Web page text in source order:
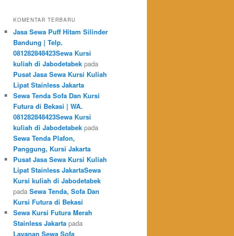
KOMENTAR TERBARU
Jasa Sewa Puff Hitam Silinder
Bandung | Telp.
081282848423Sewa Kursi
kuliah di Jabodetabek pada
Pusat Jasa Sewa Kursi Kuliah
Lipat Stainless Jakarta
Sewa Tenda Sofa Dan Kursi
Futura di Bekasi | WA.
081282848423Sewa Kursi
kuliah di Jabodetabek pada
Sewa Tenda Plafon,
Panggung, Kursi Jakarta
Pusat Jasa Sewa Kursi Kuliah
Lipat Stainless JakartaSewa
Kursi kuliah di Jabodetabek
pada Sewa Tenda, Sofa Dan
Kursi Futura di Bekasi
Sewa Kursi Futura Merah
Stainless Jakarta pada
Layanan Sewa Sofa